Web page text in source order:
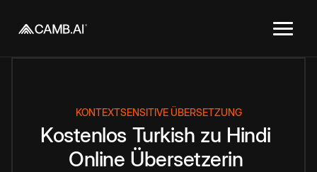
KONTEXTSENSITIVE ÜBERSETZUNG
Kostenlos Turkish zu Hindi
Online Übersetzerin